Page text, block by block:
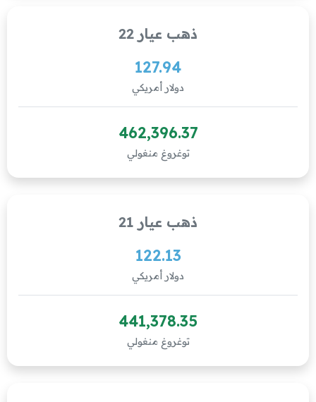
ذهب عيار 22
127.94
دولار أمريكي
462,396.37
توغروغ منغولي
ذهب عيار 21
122.13
دولار أمريكي
441,378.35
توغروغ منغولي